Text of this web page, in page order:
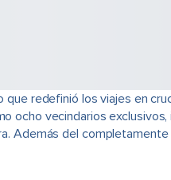
que redefinió los viajes en
ocho vecindarios
Además del